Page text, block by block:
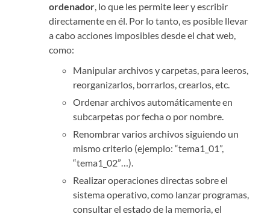
ordenador, lo que les permite leer y escribir
directamente en él. Por lo tanto, es posible llevar
a cabo acciones imposibles desde el chat web,
como:
Manipular archivos y carpetas, para leeros,
reorganizarlos, borrarlos, crearlos, etc.
Ordenar archivos automáticamente en
subcarpetas por fecha o por nombre.
Renombrar varios archivos siguiendo un
mismo criterio (ejemplo: “tema1_01”,
“tema1_02”…).
Realizar operaciones directas sobre el
sistema operativo, como lanzar programas,
consultar el estado de la memoria, el